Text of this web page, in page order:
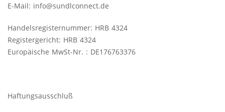
E-Mail: info@sundlconnect.de
Handelsregisternummer: HRB 4324
Registergericht: HRB 4324
Europäische MwSt-Nr. : DE176763376
Haftungsausschluß